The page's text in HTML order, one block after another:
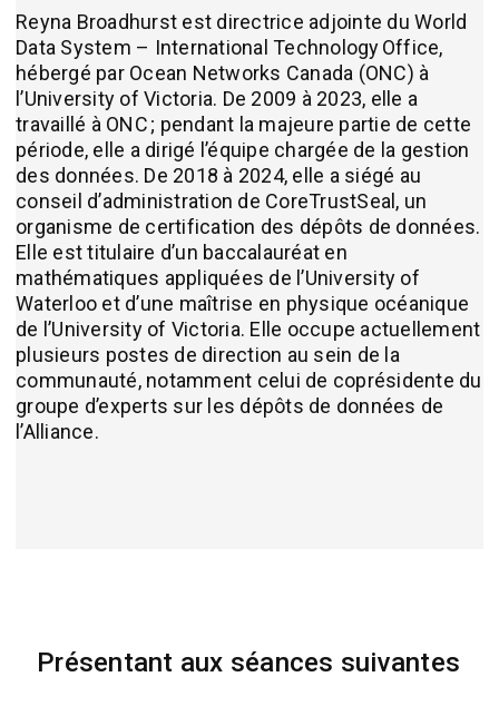
Reyna Broadhurst est directrice adjointe du World
Data System – International Technology Office,
hébergé par Ocean Networks Canada (ONC) à
l’University of Victoria. De 2009 à 2023, elle a
travaillé à ONC ; pendant la majeure partie de cette
période, elle a dirigé l’équipe chargée de la gestion
des données. De 2018 à 2024, elle a siégé au
conseil d’administration de CoreTrustSeal, un
organisme de certification des dépôts de données.
Elle est titulaire d’un baccalauréat en
mathématiques appliquées de l’University of
Waterloo et d’une maîtrise en physique océanique
de l’University of Victoria. Elle occupe actuellement
plusieurs postes de direction au sein de la
communauté, notamment celui de coprésidente du
groupe d’experts sur les dépôts de données de
l’Alliance.
Présentant aux séances suivantes